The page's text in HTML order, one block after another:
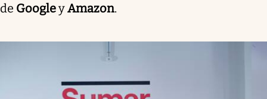
de GoogleyAmazon.